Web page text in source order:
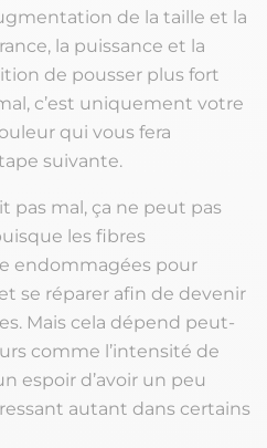
de la taille et la
la puissance et la
de pousser plus fort
c’est uniquement votre
qui vous fera
suivante.
pas mal, ça ne peut pas
les fibres
endommagées pour
se réparer afin de devenir
Mais cela dépend peut-
comme l’intensité de
espoir d’avoir un peu
autant dans certains